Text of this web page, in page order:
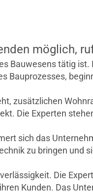
möglich,
Bauwesens tätig
Bauprozesses,
zusätzlichen
Die Experten
sich das
zu bringen und
Die
Kunden. Das